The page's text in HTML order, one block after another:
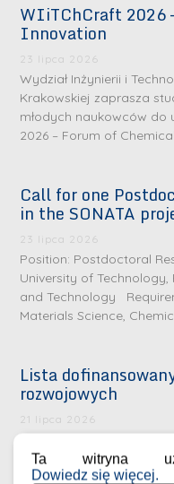
WIiTChCraft 2026
Innovation
23 lipca 2026
Wydział Inżynierii i
Krakowskiej zaprasza
młodych naukowców do
2026 – Forum of
Call for one
in the SONATA
23 lipca 2026
Position: Postdoctoral
University of
and Technology
Materials Science,
Lista
rozwojowych
21 lipca 2026
rozwojowych przez
Inżynierii i Technologii
S
r
e
b
Ta witryna
Dowiedz się więcej.